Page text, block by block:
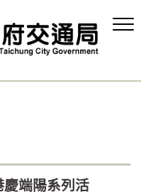
慶端陽系列活